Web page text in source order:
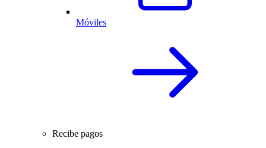
Móviles
Recibe pagos